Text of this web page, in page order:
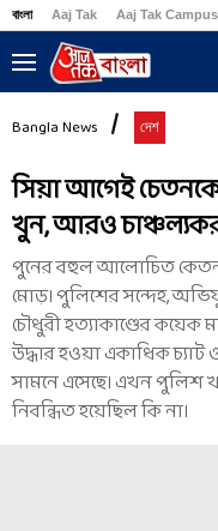
বাংলা Aaj Tak Aaj Tak Campus
Bangla News দেশ
সিয়া আগেই
খুন, আরও
পুনের বহুল আলোচিত
মোড়। পুলিশের সন্দেহ,
চৌধুরী হত্যাকাণ্ডের কয়েক
উদ্ধার হওয়া একাধিক চ্যাট
সামনে এসেছে। এখন পুলিশ
নিবন্ধিত হয়েছিল কি না।